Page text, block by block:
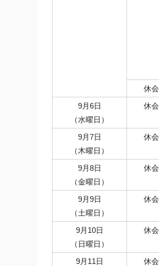
休会
9月6日
（水曜日）
休会
9月7日
（木曜日）
休会
9月8日
（金曜日）
休会
9月9日
（土曜日）
休会
9月10日
（日曜日）
休会
9月11日
休会